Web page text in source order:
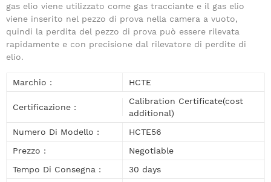
gas elio viene utilizzato come gas tracciante e il gas elio
viene inserito nel pezzo di prova nella camera a vuoto,
quindi la perdita del pezzo di prova può essere rilevata
rapidamente e con precisione dal rilevatore di perdite di
elio.
Marchio : HCTE
Certificazione :
Calibration Certificate(cost
additional)
Numero Di Modello :
HCTE56
Prezzo :
Negotiable
Tempo Di Consegna :
30 days